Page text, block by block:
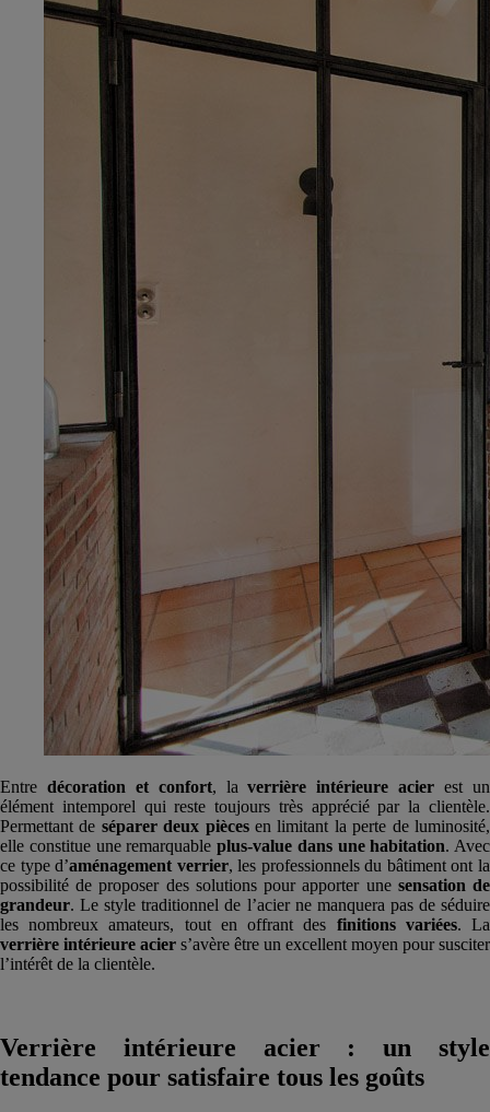
Entre décoration et confort, laverrière intérieure acier est un
élément intemporel qui reste toujours très apprécié par la clientèle.
Permettant de séparer deux piècesen limitant la perte de luminosité,
elle constitue une remarquable plus-value dans une habitation. Avec
ce type d’aménagement verrier, les professionnels du bâtiment ont la
possibilité de proposer des solutions pour apporter une sensation de
grandeur. Le style traditionnel de l’acier ne manquera pas de séduire
les nombreux amateurs, tout en offrant des finitions variées. La
verrière intérieure acier s’avère être un excellent moyen pour susciter
l’intérêt de la clientèle.
Verrière intérieure acier : un style
tendance pour satisfaire tous les goûts